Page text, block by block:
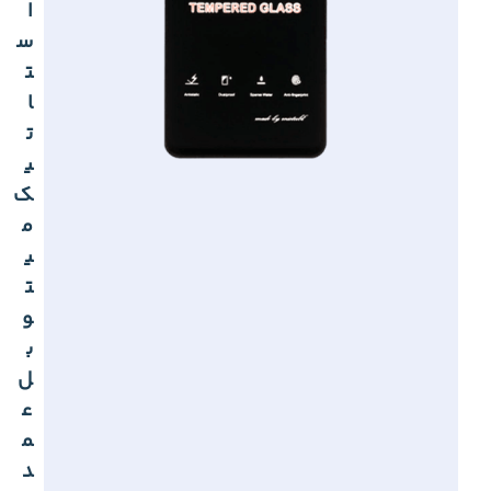
ا
س
ت
ا
ت
ی
ک
م
ی
ت
و
ب
ل
ع
م
د